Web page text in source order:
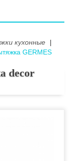
кухонные
|
GERMES
decor